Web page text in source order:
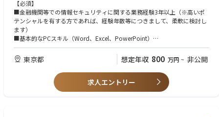
の確保
4）個人情報保護法をはじめ情報管理に関する法令諸規則への対応に係る
事項
5）グループ内子会社、海外店の情報セキュリティに係るガバナンスに関
【必須】
■金融機関等での情報セキュリティに関する業務経験3年以上（※高いポ
テンシャルを有する方であれば、経験年数等につきまして、柔軟に検討し
ます）
■基本的なPCスキル（Word、Excel、PowerPoint）
【歓迎】
・金融機関の企画部門・内部管理部門（法務・コンプライアンス等）等で
の情報セキュリティに関する業務経験
・金商法等、金融関連の法令諸規則に関する基本的な知識
・司法関係の資格取得者、語学力、VBAやプログラミング等のスキル
東京都 想定年収 800 万円 ~ 非公開
求人エントリー